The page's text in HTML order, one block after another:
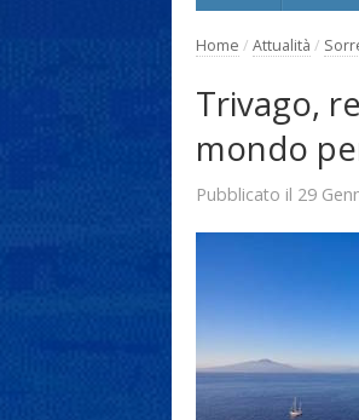
Home / Attualità /
Trivago,
mondo
Pubblicato il 29